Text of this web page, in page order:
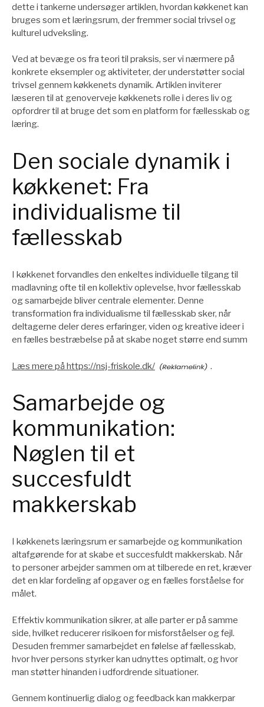
dette i tankerne undersøger artiklen, hvordan køkkenet kan
bruges som et læringsrum, der fremmer social trivsel og
kulturel udveksling.
Ved at bevæge os fra teori til praksis, ser vi nærmere på
konkrete eksempler og aktiviteter, der understøtter social
trivsel gennem køkkenets dynamik. Artiklen inviterer
læseren til at genoverveje køkkenets rolle i deres liv og
opfordrer til at bruge det som en platform for fællesskab og
læring.
Den sociale dynamik i
køkkenet: Fra
individualisme til
fællesskab
I køkkenet forvandles den enkeltes individuelle tilgang til
madlavning ofte til en kollektiv oplevelse, hvor fællesskab
og samarbejde bliver centrale elementer. Denne
transformation fra individualisme til fællesskab sker, når
deltagerne deler deres erfaringer, viden og kreative ideer i
en fælles bestræbelse på at skabe noget større end summ
Læs mere på https://nsj-friskole.dk/ .
Samarbejde og
kommunikation:
Nøglen til et
succesfuldt
makkerskab
I køkkenets læringsrum er samarbejde og kommunikation
altafgørende for at skabe et succesfuldt makkerskab. Når
to personer arbejder sammen om at tilberede en ret, kræver
det en klar fordeling af opgaver og en fælles forståelse for
målet.
Effektiv kommunikation sikrer, at alle parter er på samme
side, hvilket reducerer risikoen for misforståelser og fejl.
Desuden fremmer samarbejdet en følelse af fællesskab,
hvor hver persons styrker kan udnyttes optimalt, og hvor
man støtter hinanden i udfordrende situationer.
Gennem kontinuerlig dialog og feedback kan makkerpar